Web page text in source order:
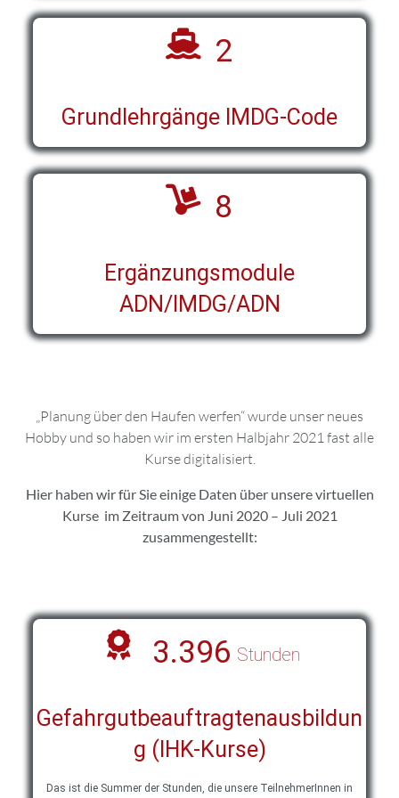
2
Grundlehrgänge IMDG-Code
8
Ergänzungsmodule
ADN/IMDG/ADN
„Planung über den Haufen werfen“ wurde unser neues
Hobby und so haben wir im ersten Halbjahr 2021 fast alle
Kurse digitalisiert.
Hier haben wir für Sie einige Daten über unsere virtuellen
Kurse im Zeitraum von Juni 2020 – Juli 2021
zusammengestellt:
3.396 Stunden
Gefahrgutbeauftragtenausbildun
g (IHK-Kurse)
Das ist die Summer der Stunden, die unsere TeilnehmerInnen in